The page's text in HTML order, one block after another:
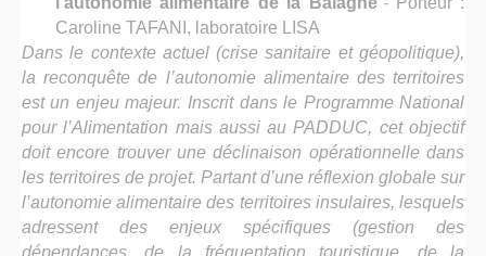
Caroline TAFANI, laboratoire LISA
Dans le contexte actuel (crise sanitaire et géopolitique),
la reconquête de l’autonomie alimentaire des territoires
est un enjeu majeur. Inscrit dans le Programme National
pour l’Alimentation mais aussi au PADDUC, cet objectif
doit encore trouver une déclinaison opérationnelle dans
les territoires de projet. Partant d’une réflexion globale sur
l’autonomie alimentaire des territoires insulaires, lesquels
adressent des enjeux spécifiques (gestion des
dépendances, de la fréquentation touristique, de la